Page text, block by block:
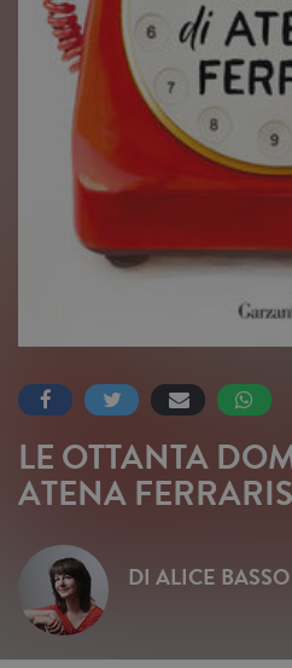
LE OTTANTA
ATENA FERRARIS
DI ALICE BASSO